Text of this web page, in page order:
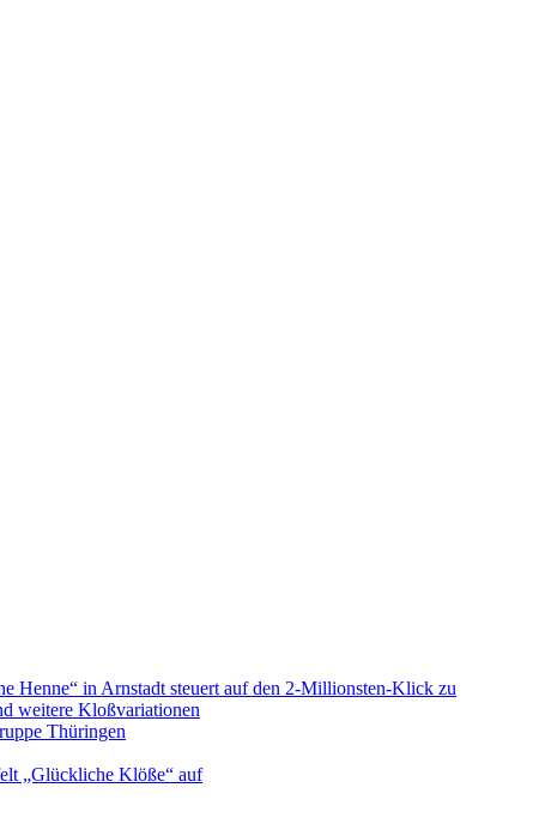
Henne“ in Arnstadt steuert auf den 2-Millionsten-Klick zu
weitere Kloßvariationen
Thüringen
„Glückliche Klöße“ auf